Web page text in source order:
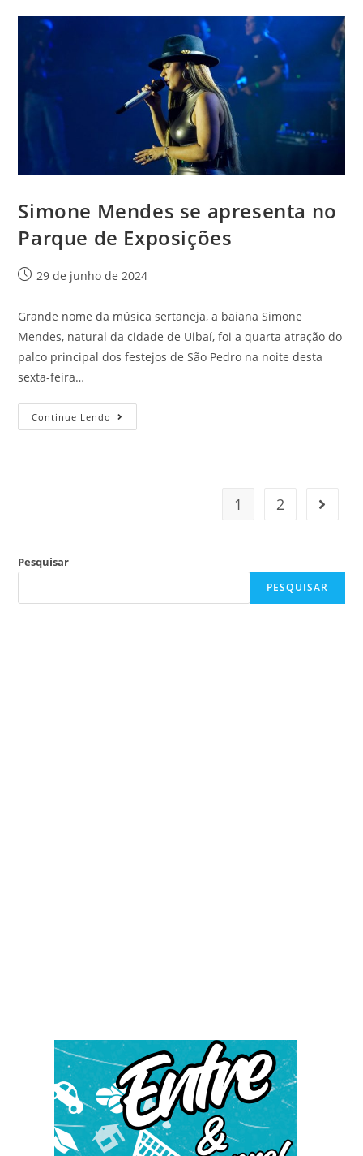
Simone Mendes se apresenta no
Parque de Exposições
29 de junho de 2024
Grande nome da música sertaneja, a baiana Simone
Mendes, natural da cidade de Uibaí, foi a quarta atração do
palco principal dos festejos de São Pedro na noite desta
sexta-feira…
Continue Lendo
1 2
Pesquisar
PESQUISAR